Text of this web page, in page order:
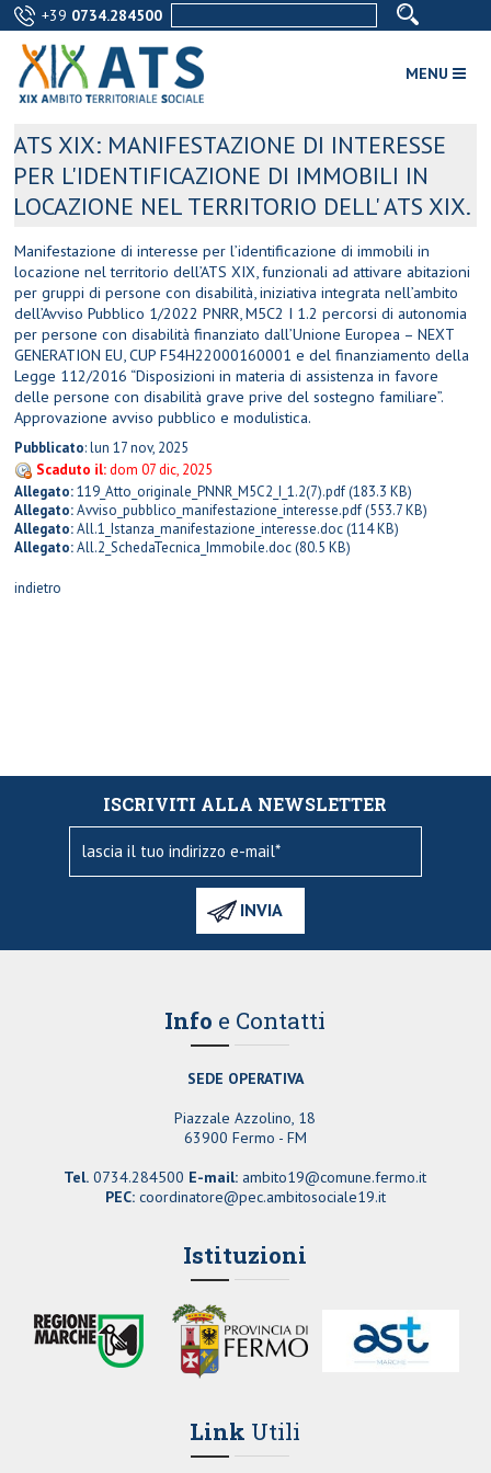
+39 0734.284500
MENU
ATS XIX: MANIFESTAZIONE DI INTERESSE
PER L'IDENTIFICAZIONE DI IMMOBILI IN
LOCAZIONE NEL TERRITORIO DELL' ATS XIX.
Manifestazione di interesse per l’identificazione di immobili in
locazione nel territorio dell’ATS XIX, funzionali ad attivare abitazioni
per gruppi di persone con disabilità, iniziativa integrata nell’ambito
dell’Avviso Pubblico 1/2022 PNRR, M5C2 I 1.2 percorsi di autonomia
per persone con disabilità finanziato dall’Unione Europea – NEXT
GENERATION EU, CUP F54H22000160001 e del finanziamento della
Legge 112/2016 “Disposizioni in materia di assistenza in favore
delle persone con disabilità grave prive del sostegno familiare”.
Approvazione avviso pubblico e modulistica.
Pubblicato: lun 17 nov, 2025
Scaduto il:dom 07 dic, 2025
Allegato: 119_Atto_originale_PNNR_M5C2_I_1.2(7).pdf(183.3 KB)
Allegato: Avviso_pubblico_manifestazione_interesse.pdf(553.7 KB)
Allegato: All.1_Istanza_manifestazione_interesse.doc(114 KB)
Allegato: All.2_SchedaTecnica_Immobile.doc(80.5 KB)
indietro
ISCRIVITI ALLA NEWSLETTER
Info e Contatti
SEDE OPERATIVA
Piazzale Azzolino, 18
63900 Fermo - FM
Tel. 0734.284500 E-mail: ambito19@comune.fermo.it
PEC: coordinatore@pec.ambitosociale19.it
Istituzioni
Link Utili